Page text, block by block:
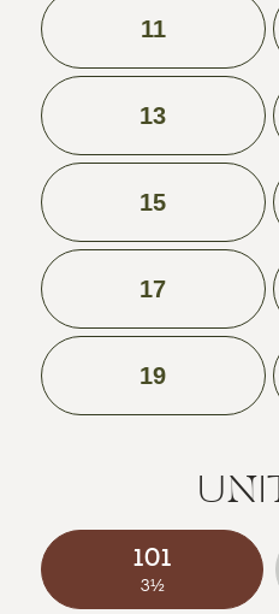
11
13
15
17
19
101
3½